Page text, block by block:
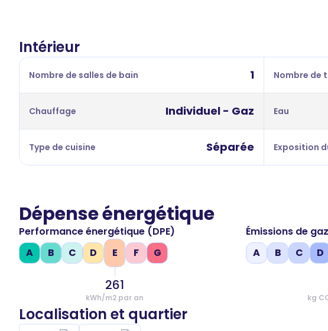
Intérieur
Nombre de salles de bain 1 Nombre de
Chauffage Individuel - Gaz Eau
Type de cuisine Séparée Exposition
Dépense énergétique
Performance énergétique (DPE)
A
B C D E
261
kWh/m2 par an
F G
Émissions de
A
B C D
kg
Localisation et quartier